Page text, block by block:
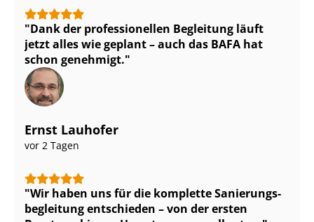
Dank der professionellen Begleitung läuft
jetzt alles wie geplant – auch das BAFA hat
schon genehmigt.
Ernst Lauhofer
vor 2 Tagen
Wir haben uns für die komplette Sa­nie­rungs­
be­glei­tung entschieden – von der ersten